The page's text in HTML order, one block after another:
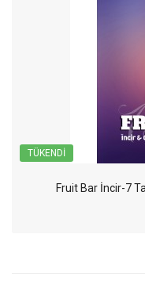
TÜKENDI
Fruit Bar İncir-7